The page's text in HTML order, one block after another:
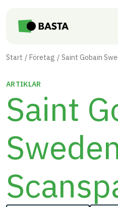
Start Företag
ARTIKLAR
Saint